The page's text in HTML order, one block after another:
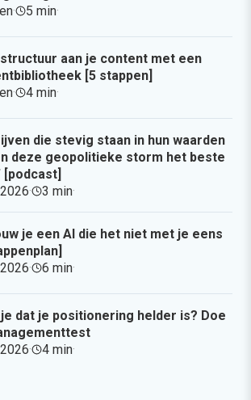
· 5 min·
aan je content met een
[5 stappen]
· 4 min·
die stevig staan in hun waarden
deze geopolitieke storm het beste
[podcast]
· 3 min·
je een AI die het niet met je eens
· 6 min·
dat je positionering helder is? Doe
· 4 min·